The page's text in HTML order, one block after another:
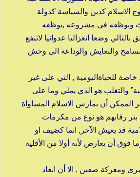
الاسلام كدين والسياسة كدولة
ويوظفه في مشروعه ,يوظفه
وضعا انعزاليا عدوانيا لاتنفع
والتعايش والوداعة الى وحش
للحياةاليومية , التي على غير
والتغلب هو الذي يملي وما على
الممكن أن يمارس الاسلام المساواة
بتر رقابهم هو نوع من مكرمات
قد يعيش الآخر, انما كضيف او
أن يعارض لأنه أولا من الأقلية
ومعركة صفين , الا أن ابعاد